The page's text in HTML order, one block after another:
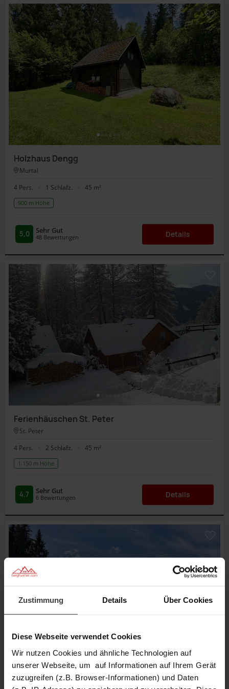
Zustimmung Details Über Cookies
Diese Webseite verwendet Cookies
Wir nutzen Cookies und ähnliche Technologien auf
unserer Webseite, um auf Informationen auf Ihrem Gerät
zuzugreifen (z.B. Browser-Informationen) und Daten
Holzhaus Dengg
Murtal
4 Pers.
1 Schlafz. 45 m²
900 m Höhe
48 Bewertungen
5,0 Sehr Gut Details
Ferienhäuschen St. Peter
St. Peter
4 Pers.
2 Schlafz. 45 m²
1.150 m Höhe
6 Bewertungen
4,7 Sehr Gut Details
Almhütte Montafon